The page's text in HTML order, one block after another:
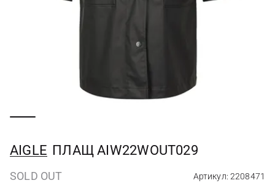
AIGLE ПЛАЩ AIW22WOUT029
SOLD OUT Артикул: 2208471